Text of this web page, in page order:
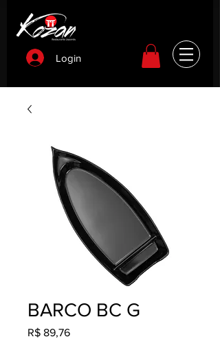
Login
BARCO BC G
R$ 89,76Preço